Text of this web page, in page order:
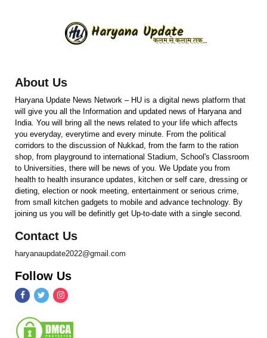
About Us
Haryana Update News Network – HU is a digital news platform that
will give you all the Information and updated news of Haryana and
India. You will bring all the news related to your life which affects
you everyday, everytime and every minute. From the political
corridors to the discussion of Nukkad, from the farm to the ration
shop, from playground to international Stadium, School's Classroom
to Universities, there will be news of you. We Update you from
health to health insurance updates, kitchen or self care, dressing or
dieting, election or nook meeting, entertainment or serious crime,
from small kitchen gadgets to mobile and advance technology. By
joining us you will be definitly get Up-to-date with a single second.
Contact Us
haryanaupdate2022@gmail.com
Follow Us